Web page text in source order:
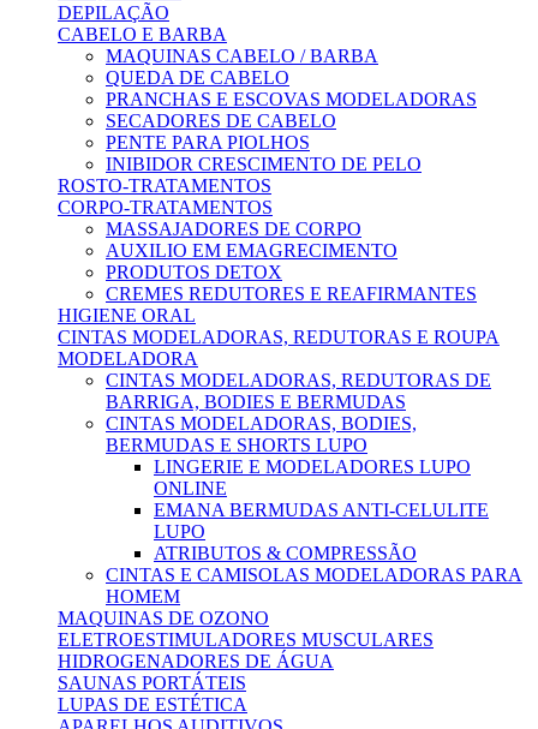
DEPILAÇÃO
CABELO E BARBA
MAQUINAS CABELO / BARBA
QUEDA DE CABELO
PRANCHAS E ESCOVAS MODELADORAS
SECADORES DE CABELO
PENTE PARA PIOLHOS
INIBIDOR CRESCIMENTO DE PELO
ROSTO-TRATAMENTOS
CORPO-TRATAMENTOS
MASSAJADORES DE CORPO
AUXILIO EM EMAGRECIMENTO
PRODUTOS DETOX
CREMES REDUTORES E REAFIRMANTES
HIGIENE ORAL
CINTAS MODELADORAS, REDUTORAS E ROUPA
MODELADORA
CINTAS MODELADORAS, REDUTORAS DE
BARRIGA, BODIES E BERMUDAS
CINTAS MODELADORAS, BODIES,
BERMUDAS E SHORTS LUPO
LINGERIE E MODELADORES LUPO
ONLINE
EMANA BERMUDAS ANTI-CELULITE
LUPO
ATRIBUTOS & COMPRESSÃO
CINTAS E CAMISOLAS MODELADORAS PARA
HOMEM
MAQUINAS DE OZONO
ELETROESTIMULADORES MUSCULARES
HIDROGENADORES DE ÁGUA
SAUNAS PORTÁTEIS
LUPAS DE ESTÉTICA